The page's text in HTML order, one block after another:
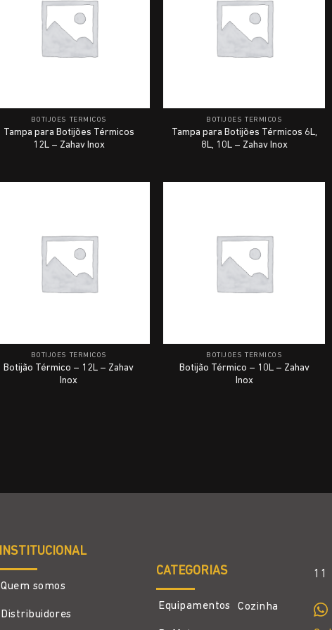
BOTIJÕES TÉRMICOS
Tampa para Botijões Térmicos
12L – Zahav Inox
BOTIJÕES TÉRMICOS
Tampa para Botijões Térmicos 6L,
8L, 10L – Zahav Inox
BOTIJÕES TÉRMICOS
Botijão Térmico – 12L – Zahav
Inox
BOTIJÕES TÉRMICOS
Botijão Térmico – 10L – Zahav
Inox
INSTITUCIONAL
Quem somos
Distribuidores
CATEGORIAS
Equipamentos Cozinha
11